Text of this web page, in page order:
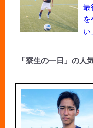
最
い
「寮生の一日」の人